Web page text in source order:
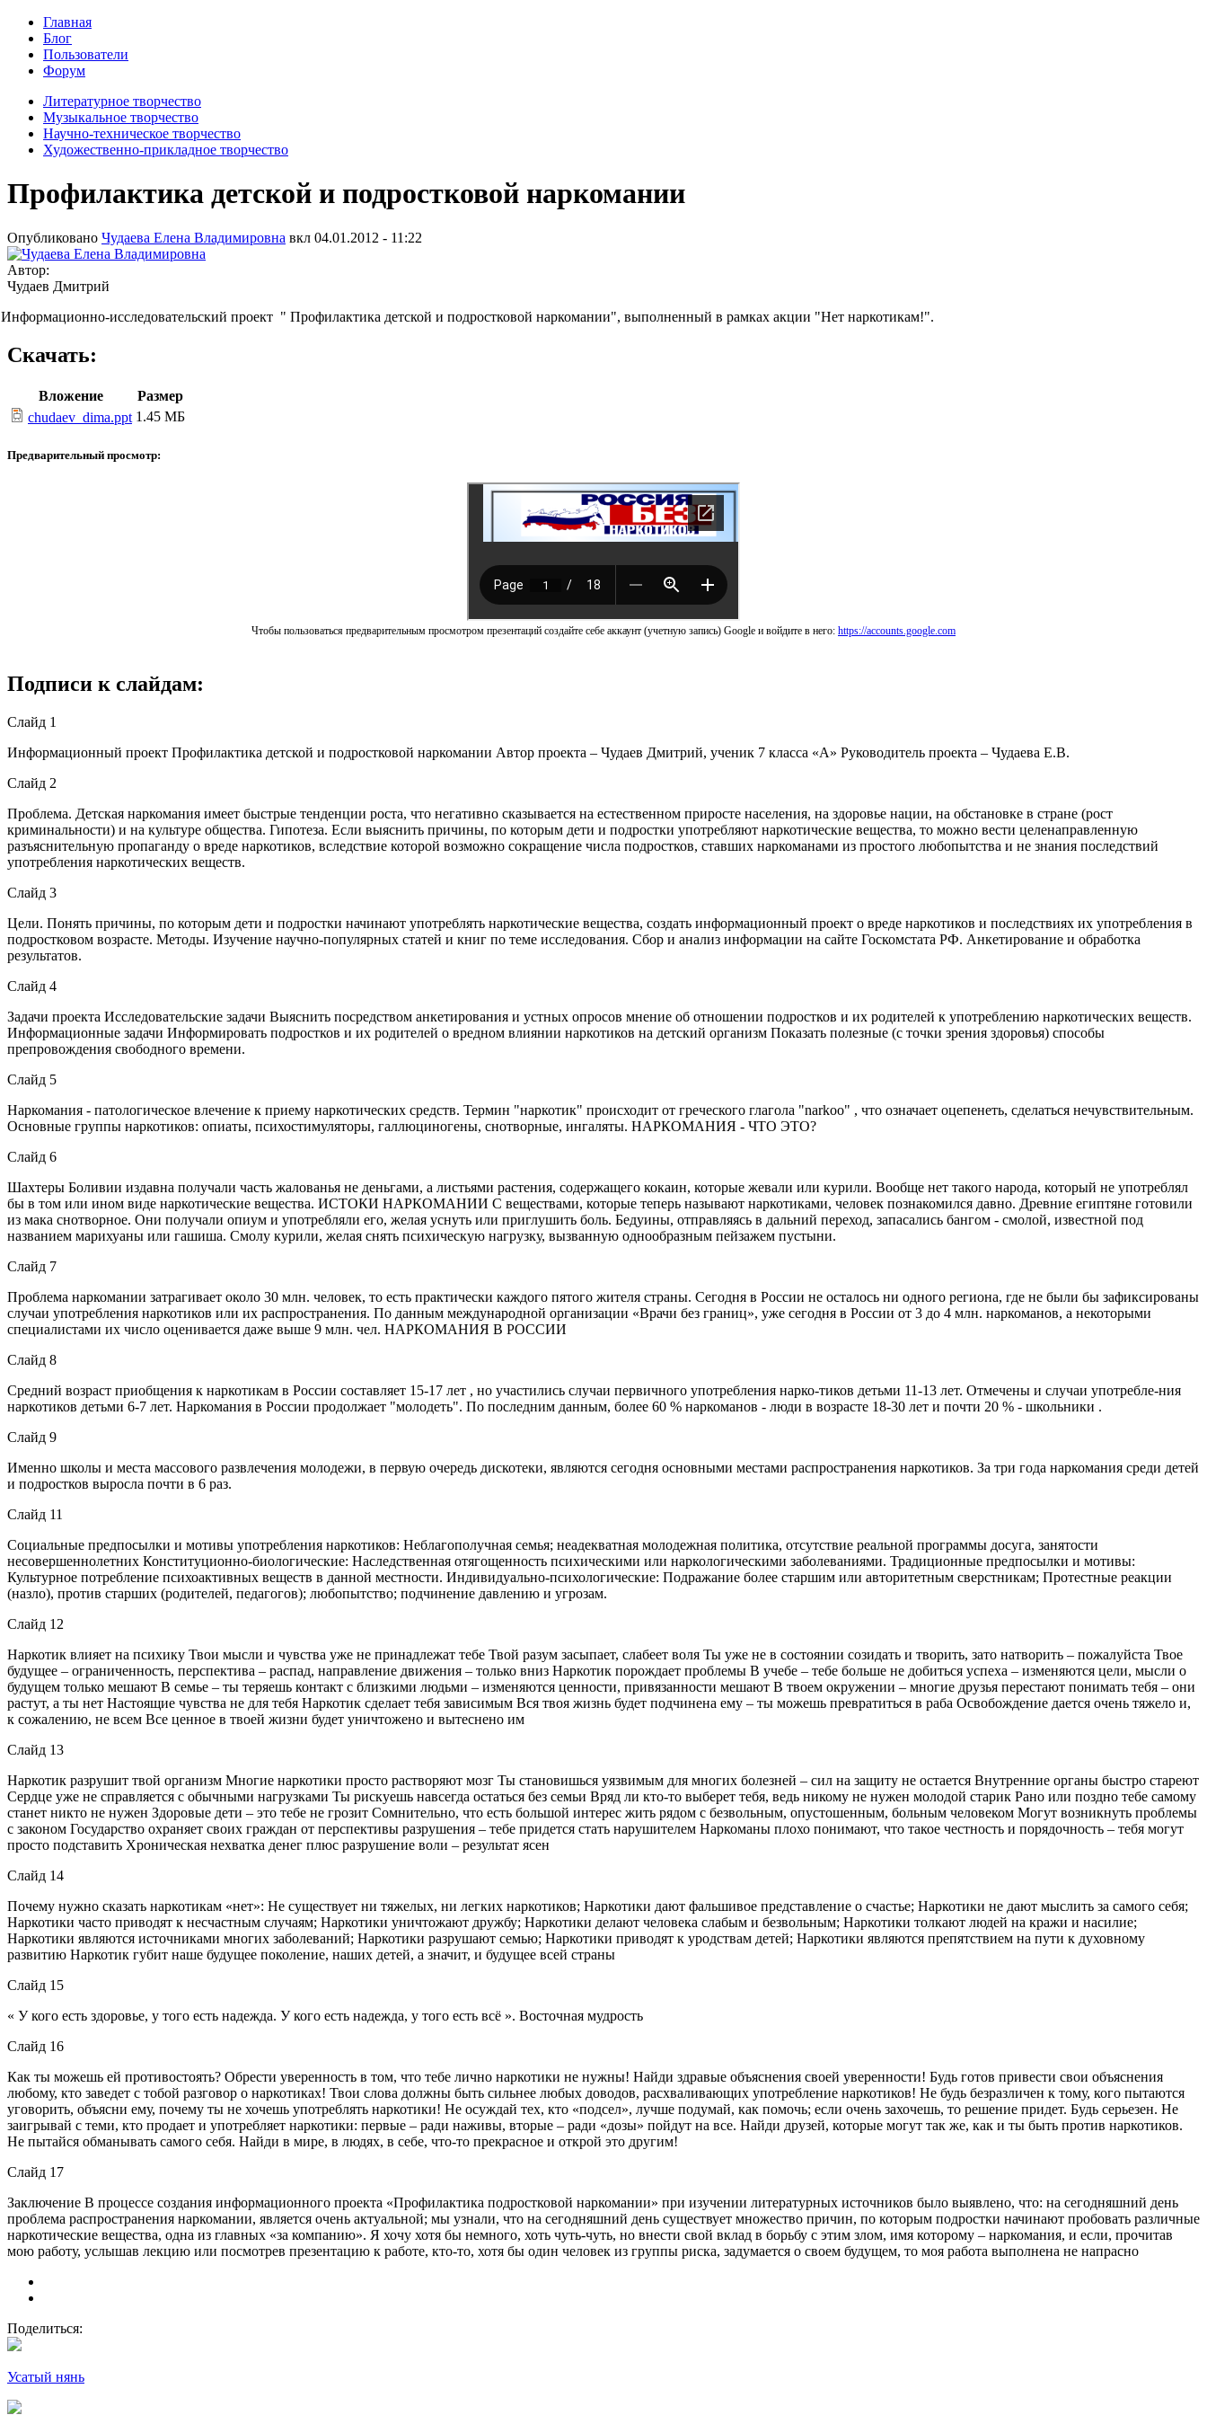
Главная
Блог
Пользователи
Форум
Литературное творчество
Музыкальное творчество
Научно-техническое творчество
Художественно-прикладное творчество
Профилактика детской и подростковой наркомании
Опубликовано Чудаева Елена Владимировна вкл 04.01.2012 - 11:22
Автор:
Чудаев Дмитрий
Информационно-исследовательский проект " Профилактика детской и подростковой наркомании", выполненный в рамках акции "Нет наркотикам!".
Скачать:
Вложение
Размер
chudaev_dima.ppt 1.45 МБ
Предварительный просмотр:
Чтобы пользоваться предварительным просмотром презентаций создайте себе аккаунт (учетную запись) Google и войдите в него: https://accounts.google.com
Подписи к слайдам:
Слайд 1
Информационный проект Профилактика детской и подростковой наркомании Автор проекта – Чудаев Дмитрий, ученик 7 класса «А» Руководитель проекта – Чудаева Е.В.
Слайд 2
Проблема. Детская наркомания имеет быстрые тенденции роста, что негативно сказывается на естественном приросте населения, на здоровье нации, на обстановке в стране (рост
криминальности) и на культуре общества. Гипотеза. Если выяснить причины, по которым дети и подростки употребляют наркотические вещества, то можно вести целенаправленную
разъяснительную пропаганду о вреде наркотиков, вследствие которой возможно сокращение числа подростков, ставших наркоманами из простого любопытства и не знания последствий
употребления наркотических веществ.
Слайд 3
Цели. Понять причины, по которым дети и подростки начинают употреблять наркотические вещества, создать информационный проект о вреде наркотиков и последствиях их употребления в
подростковом возрасте. Методы. Изучение научно-популярных статей и книг по теме исследования. Сбор и анализ информации на сайте Госкомстата РФ. Анкетирование и обработка
результатов.
Слайд 4
Задачи проекта Исследовательские задачи Выяснить посредством анкетирования и устных опросов мнение об отношении подростков и их родителей к употреблению наркотических веществ.
Информационные задачи Информировать подростков и их родителей о вредном влиянии наркотиков на детский организм Показать полезные (с точки зрения здоровья) способы
препровождения свободного времени.
Слайд 5
Наркомания - патологическое влечение к приему наркотических средств. Термин "наркотик" происходит от греческого глагола "narkoo" , что означает оцепенеть, сделаться нечувствительным.
Основные группы наркотиков: опиаты, психостимуляторы, галлюциногены, снотворные, ингаляты. НАРКОМАНИЯ - ЧТО ЭТО?
Слайд 6
Шахтеры Боливии издавна получали часть жалованья не деньгами, а листьями растения, содержащего кокаин, которые жевали или курили. Вообще нет такого народа, который не употреблял
бы в том или ином виде наркотические вещества. ИСТОКИ НАРКОМАНИИ С веществами, которые теперь называют наркотиками, человек познакомился давно. Древние египтяне готовили
из мака снотворное. Они получали опиум и употребляли его, желая уснуть или приглушить боль. Бедуины, отправляясь в дальний переход, запасались бангом - смолой, известной под
названием марихуаны или гашиша. Смолу курили, желая снять психическую нагрузку, вызванную однообразным пейзажем пустыни.
Слайд 7
Проблема наркомании затрагивает около 30 млн. человек, то есть практически каждого пятого жителя страны. Сегодня в России не осталось ни одного региона, где не были бы зафиксированы
случаи употребления наркотиков или их распространения. По данным международной организации «Врачи без границ», уже сегодня в России от 3 до 4 млн. наркоманов, а некоторыми
специалистами их число оценивается даже выше 9 млн. чел. НАРКОМАНИЯ В РОССИИ
Слайд 8
Средний возраст приобщения к наркотикам в России составляет 15-17 лет , но участились случаи первичного употребления нарко-тиков детьми 11-13 лет. Отмечены и случаи употребле-ния
наркотиков детьми 6-7 лет. Наркомания в России продолжает "молодеть". По последним данным, более 60 % наркоманов - люди в возрасте 18-30 лет и почти 20 % - школьники .
Слайд 9
Именно школы и места массового развлечения молодежи, в первую очередь дискотеки, являются сегодня основными местами распространения наркотиков. За три года наркомания среди детей
и подростков выросла почти в 6 раз.
Слайд 11
Социальные предпосылки и мотивы употребления наркотиков: Неблагополучная семья; неадекватная молодежная политика, отсутствие реальной программы досуга, занятости
несовершеннолетних Конституционно-биологические: Наследственная отягощенность психическими или наркологическими заболеваниями. Традиционные предпосылки и мотивы:
Культурное потребление психоактивных веществ в данной местности. Индивидуально-психологические: Подражание более старшим или авторитетным сверстникам; Протестные реакции
(назло), против старших (родителей, педагогов); любопытство; подчинение давлению и угрозам.
Слайд 12
Наркотик влияет на психику Твои мысли и чувства уже не принадлежат тебе Твой разум засыпает, слабеет воля Ты уже не в состоянии созидать и творить, зато натворить – пожалуйста Твое
будущее – ограниченность, перспектива – распад, направление движения – только вниз Наркотик порождает проблемы В учебе – тебе больше не добиться успеха – изменяются цели, мысли о
будущем только мешают В семье – ты теряешь контакт с близкими людьми – изменяются ценности, привязанности мешают В твоем окружении – многие друзья перестают понимать тебя – они
растут, а ты нет Настоящие чувства не для тебя Наркотик сделает тебя зависимым Вся твоя жизнь будет подчинена ему – ты можешь превратиться в раба Освобождение дается очень тяжело и,
к сожалению, не всем Все ценное в твоей жизни будет уничтожено и вытеснено им
Слайд 13
Наркотик разрушит твой организм Многие наркотики просто растворяют мозг Ты становишься уязвимым для многих болезней – сил на защиту не остается Внутренние органы быстро стареют
Сердце уже не справляется с обычными нагрузками Ты рискуешь навсегда остаться без семьи Вряд ли кто-то выберет тебя, ведь никому не нужен молодой старик Рано или поздно тебе самому
станет никто не нужен Здоровые дети – это тебе не грозит Сомнительно, что есть большой интерес жить рядом с безвольным, опустошенным, больным человеком Могут возникнуть проблемы
с законом Государство охраняет своих граждан от перспективы разрушения – тебе придется стать нарушителем Наркоманы плохо понимают, что такое честность и порядочность – тебя могут
просто подставить Хроническая нехватка денег плюс разрушение воли – результат ясен
Слайд 14
Почему нужно сказать наркотикам «нет»: Не существует ни тяжелых, ни легких наркотиков; Наркотики дают фальшивое представление о счастье; Наркотики не дают мыслить за самого себя;
Наркотики часто приводят к несчастным случаям; Наркотики уничтожают дружбу; Наркотики делают человека слабым и безвольным; Наркотики толкают людей на кражи и насилие;
Наркотики являются источниками многих заболеваний; Наркотики разрушают семью; Наркотики приводят к уродствам детей; Наркотики являются препятствием на пути к духовному
развитию Наркотик губит наше будущее поколение, наших детей, а значит, и будущее всей страны
Слайд 15
« У кого есть здоровье, у того есть надежда. У кого есть надежда, у того есть всё ». Восточная мудрость
Слайд 16
Как ты можешь ей противостоять? Обрести уверенность в том, что тебе лично наркотики не нужны! Найди здравые объяснения своей уверенности! Будь готов привести свои объяснения
любому, кто заведет с тобой разговор о наркотиках! Твои слова должны быть сильнее любых доводов, расхваливающих употребление наркотиков! Не будь безразличен к тому, кого пытаются
уговорить, объясни ему, почему ты не хочешь употреблять наркотики! Не осуждай тех, кто «подсел», лучше подумай, как помочь; если очень захочешь, то решение придет. Будь серьезен. Не
заигрывай с теми, кто продает и употребляет наркотики: первые – ради наживы, вторые – ради «дозы» пойдут на все. Найди друзей, которые могут так же, как и ты быть против наркотиков.
Не пытайся обманывать самого себя. Найди в мире, в людях, в себе, что-то прекрасное и открой это другим!
Слайд 17
Заключение В процессе создания информационного проекта «Профилактика подростковой наркомании» при изучении литературных источников было выявлено, что: на сегодняшний день
проблема распространения наркомании, является очень актуальной; мы узнали, что на сегодняшний день существует множество причин, по которым подростки начинают пробовать различные
наркотические вещества, одна из главных «за компанию». Я хочу хотя бы немного, хоть чуть-чуть, но внести свой вклад в борьбу с этим злом, имя которому – наркомания, и если, прочитав
мою работу, услышав лекцию или посмотрев презентацию к работе, кто-то, хотя бы один человек из группы риска, задумается о своем будущем, то моя работа выполнена не напрасно
Поделиться:
Усатый нянь